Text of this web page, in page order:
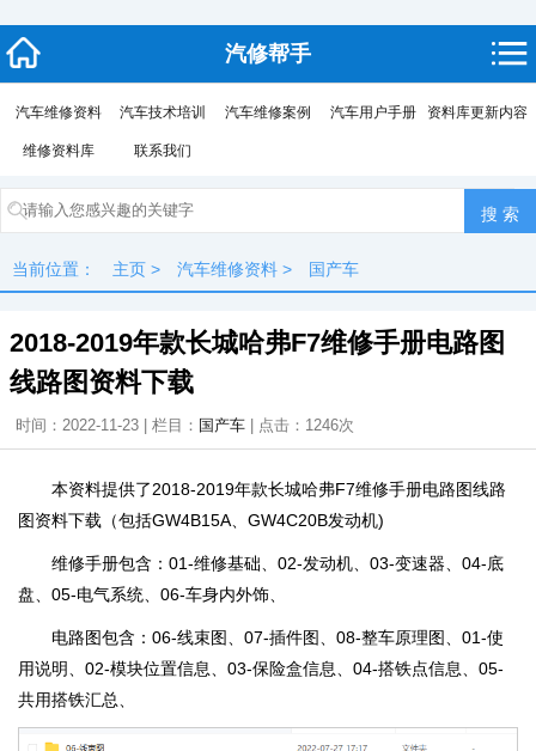
汽修帮手
汽车维修资料 汽车技术培训 汽车维修案例 汽车用户手册 资料库更新内容
维修资料库 联系我们
当前位置： 主页 > 汽车维修资料 > 国产车
2018-2019年款长城哈弗F7维修手册电路图
线路图资料下载
时间：2022-11-23 | 栏目： 国产车 | 点击： 1246次
本资料提供了2018-2019年款长城哈弗F7维修手册电路图线路
图资料下载（包括GW4B15A、GW4C20B发动机)
维修手册包含：01-维修基础、02-发动机、03-变速器、04-底
盘、05-电气系统、06-车身内外饰、
电路图包含：06-线束图、07-插件图、08-整车原理图、01-使
用说明、02-模块位置信息、03-保险盒信息、04-搭铁点信息、05-
共用搭铁汇总、